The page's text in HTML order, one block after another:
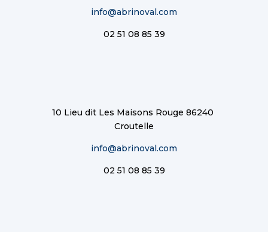
info@abrinoval.com
02 51 08 85 39
10 Lieu dit Les Maisons Rouge 86240
Croutelle
info@abrinoval.com
02 51 08 85 39